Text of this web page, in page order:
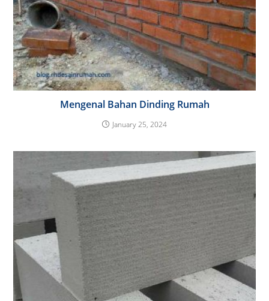
Mengenal Bahan Dinding Rumah
January 25, 2024